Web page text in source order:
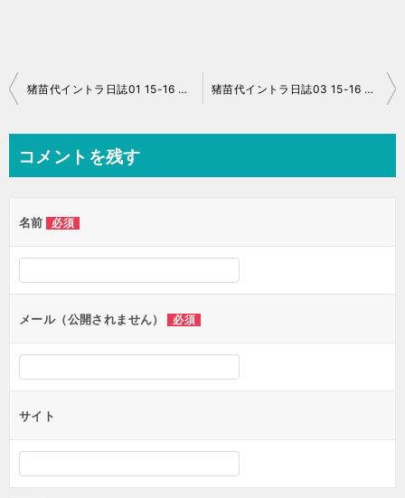
投
ビ
ー
シ
ョ
ン
猪苗代イントラ日誌01 15-16 No.009 猪苗代イントラ日誌03 15-16 No.011
コメントを残す
名前 必須
メール（公開されません） 必須
サイト